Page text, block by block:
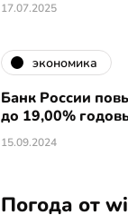
17.07.2025
экономика
Банк России
до 19,00%
15.09.2024
Погода от